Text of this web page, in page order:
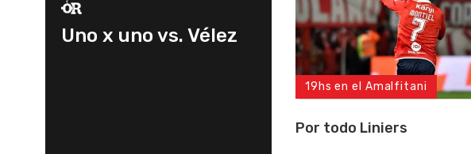
Uno x uno vs. Vélez
19hs en el Amalfitani
Por todo Liniers